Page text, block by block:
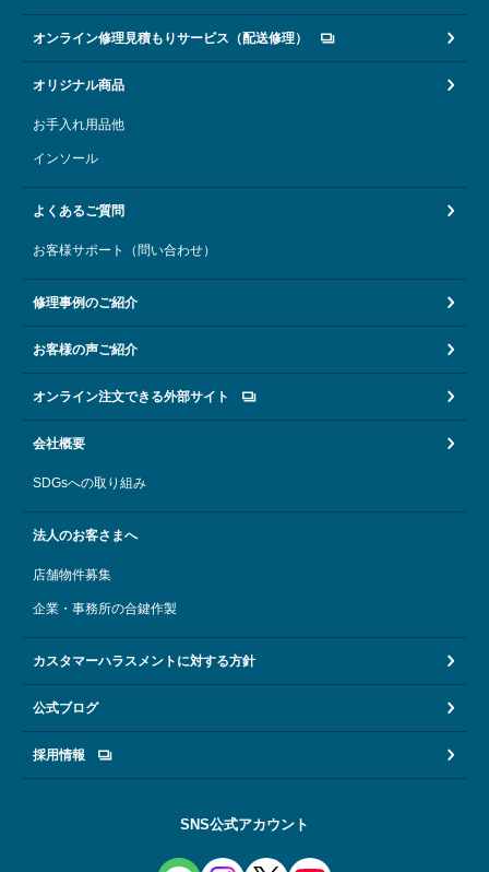
オンライン修理見積もりサービス（配送修理）
オリジナル商品
お手入れ用品他
インソール
よくあるご質問
お客様サポート（問い合わせ）
修理事例のご紹介
お客様の声ご紹介
オンライン注文できる外部サイト
会社概要
SDGsへの取り組み
法人のお客さまへ
店舗物件募集
企業・事務所の合鍵作製
カスタマーハラスメントに対する方針
公式ブログ
採用情報
SNS公式アカウント